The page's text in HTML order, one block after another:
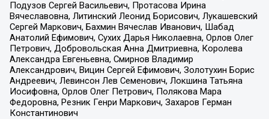
Подузов Сергей Васильевич, Протасова Ирина
Вячеславовна, Литинский Леонид Борисович, Лукашевский
Сергей Маркович, Бахмин Вячеслав Иванович, Шабад
Анатолий Ефимович, Сухих Дарья Николаевна, Орлов Олег
Петрович, Добровольская Анна Дмитриевна, Королева
Александра Евгеньевна, Смирнов Владимир
Александрович, Вицин Сергей Ефимович, Золотухин Борис
Андреевич, Левинсон Лев Семенович, Локшина Татьяна
Иосифовна, Орлов Олег Петрович, Полякова Мара
Федоровна, Резник Генри Маркович, Захаров Герман
Константинович